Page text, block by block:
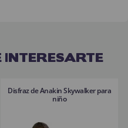
INTERESARTE
Disfraz de Anakin Skywalker para
niño